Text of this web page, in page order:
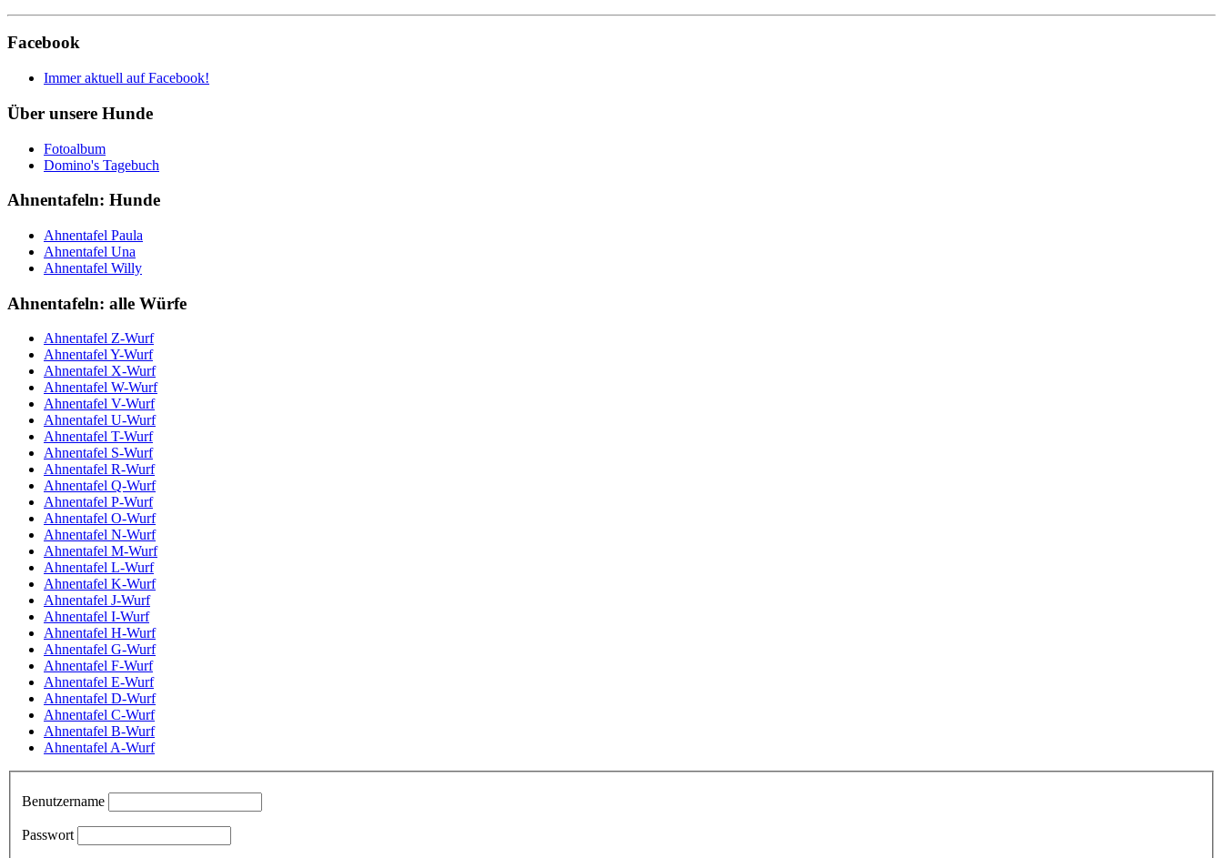
Facebook
Immer aktuell auf Facebook!
Über unsere Hunde
Fotoalbum
Domino's Tagebuch
Ahnentafeln: Hunde
Ahnentafel Paula
Ahnentafel Una
Ahnentafel Willy
Ahnentafeln: alle Würfe
Ahnentafel Z-Wurf
Ahnentafel Y-Wurf
Ahnentafel X-Wurf
Ahnentafel W-Wurf
Ahnentafel V-Wurf
Ahnentafel U-Wurf
Ahnentafel T-Wurf
Ahnentafel S-Wurf
Ahnentafel R-Wurf
Ahnentafel Q-Wurf
Ahnentafel P-Wurf
Ahnentafel O-Wurf
Ahnentafel N-Wurf
Ahnentafel M-Wurf
Ahnentafel L-Wurf
Ahnentafel K-Wurf
Ahnentafel J-Wurf
Ahnentafel I-Wurf
Ahnentafel H-Wurf
Ahnentafel G-Wurf
Ahnentafel F-Wurf
Ahnentafel E-Wurf
Ahnentafel D-Wurf
Ahnentafel C-Wurf
Ahnentafel B-Wurf
Ahnentafel A-Wurf
Benutzername
Passwort